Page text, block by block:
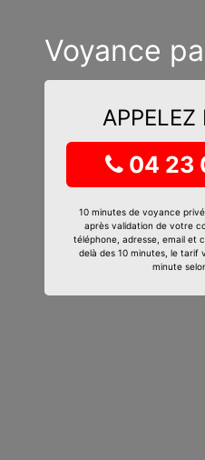
Voyance
04 23
10 minutes de voyance
après validation de votre
téléphone, adresse, email et
delà des 10 minutes, le tarif
minute